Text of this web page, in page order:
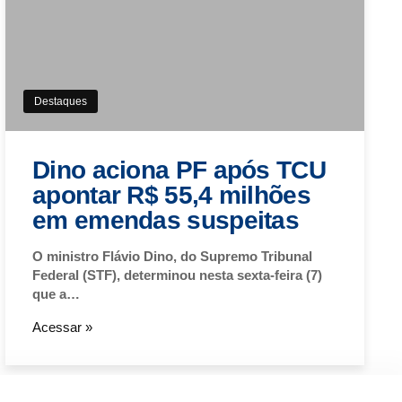
Destaques
Dino aciona PF após TCU
apontar R$ 55,4 milhões
em emendas suspeitas
O ministro Flávio Dino, do Supremo Tribunal
Federal (STF), determinou nesta sexta-feira (7)
que a…
Acessar »